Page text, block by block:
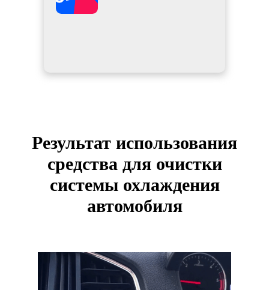
Результат использования
средства для очистки
системы охлаждения
автомобиля